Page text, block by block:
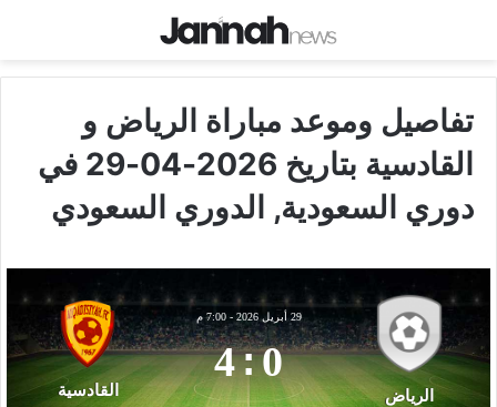
تفاصيل وموعد مباراة الرياض و
القادسية بتاريخ 2026-04-29 في
دوري السعودية, الدوري السعودي
الرياض
29 أبريل 2026 -7:00 م
0
:
4
القادسية